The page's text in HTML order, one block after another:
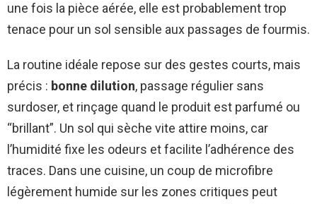
une fois la pièce aérée, elle est probablement trop
tenace pour un sol sensible aux passages de fourmis.
La routine idéale repose sur des gestes courts, mais
précis : bonne dilution, passage régulier sans
surdoser, et rinçage quand le produit est parfumé ou
“brillant”. Un sol qui sèche vite attire moins, car
l’humidité fixe les odeurs et facilite l’adhérence des
traces. Dans une cuisine, un coup de microfibre
légèrement humide sur les zones critiques peut